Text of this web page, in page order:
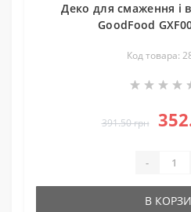
Деко для смаження і
GoodFood
Код товара:
391.50 грн
-
В